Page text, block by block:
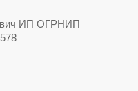
ИП ОГРНИП